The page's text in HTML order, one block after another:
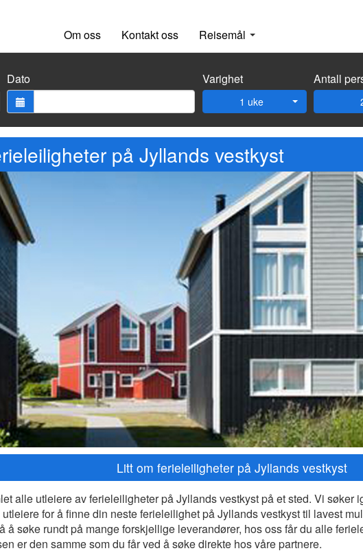
Om oss Kontakt oss Reisemål
Dato Varighet
1 uke
Antall
på Jyllands vestkyst
Litt om ferieleiligheter på Jyllands vestkyst
alle utleiere av ferieleiligheter på Jyllands vestkyst på et sted. Vi søker
for å finne din neste ferieleilighet på Jyllands vestkyst til lavest
å søke rundt på mange forskjellige leverandører, hos oss får du alle
er den samme som du får ved å søke direkte hos våre partnere.